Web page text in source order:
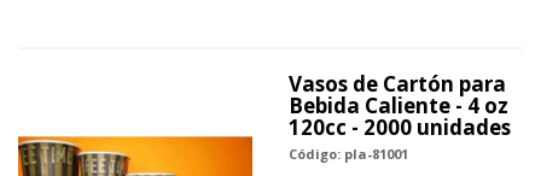
Vasos de Cartón para
Bebida Caliente - 4 oz
120cc - 2000 unidades
Código: pla-81001